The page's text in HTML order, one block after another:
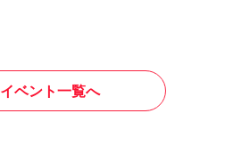
イベント一覧へ